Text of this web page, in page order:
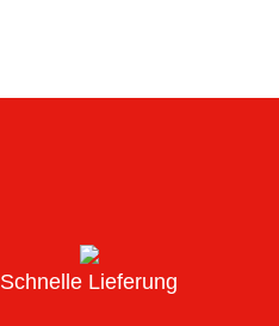
Schnelle Lieferung